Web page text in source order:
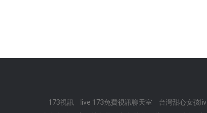
173視訊 live 173免費視訊聊天室 台灣甜心女孩